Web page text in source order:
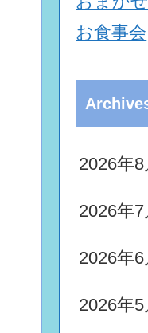
お食事会
2026年8
2026年7
2026年6
2026年5